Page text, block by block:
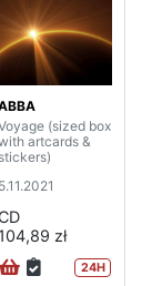
(sized box
artcards &
stickers)
5.11.2021
104,89 zł
24H